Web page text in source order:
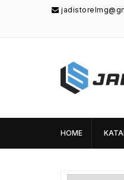
Jadi
Unik di
HOME